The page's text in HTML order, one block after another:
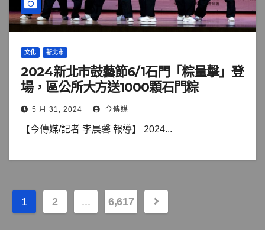
文化 新北市
2024新北市鼓藝節6/1石門「粽量擊」登
場，區公所大方送1000顆石門粽
5 月 31, 2024 今傳媒
【今傳媒/記者 李晨馨 報導】 2024...
文
1 2 ... 6,617